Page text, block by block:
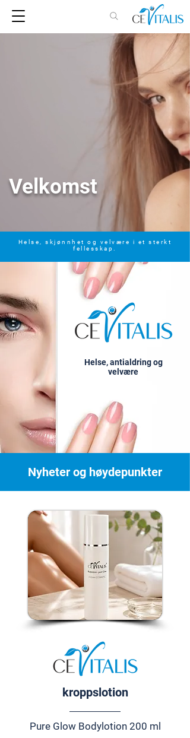
Velkomst
Helse, skjønnhet og velvære i et sterkt
fellesskap.
Helse, antialdring og
velvære
Nyheter og høydepunkter
kroppslotion
Pure Glow Bodylotion 200 ml